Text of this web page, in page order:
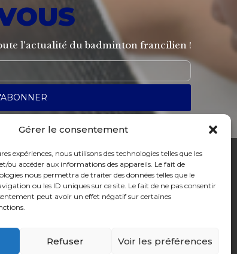
Gérer le consentement
expériences, nous utilisons des technologies telles que les
ou accéder aux informations des appareils. Le fait de
nous permettra de traiter des données telles que le
ou les ID uniques sur ce site. Le fait de ne pas consentir
peut avoir un effet négatif sur certaines
Refuser Voir les préférences
l'actualité du badminton francilien !
ET MALENTENDANTS, CONTACTEZ-NOUS